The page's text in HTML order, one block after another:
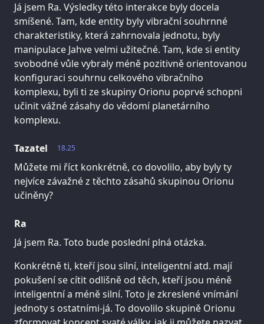
Já jsem Ra. Výsledky této interakce byly docela
smíšené. Tam, kde entity byly vibrační souhrnné
charakteristiky, která zahrnovala jednotu, byly
manipulace Jahve velmi užitečné. Tam, kde si entity
svobodné vůle vybraly méně pozitivně orientovanou
konfiguraci souhrnu celkového vibračního
komplexu, byli ti ze skupiny Orionu poprvé schopni
učinit vážné zásahy do vědomí planetárního
komplexu.
18.25
Tazatel
Můžete mi říct konkrétně, co dovolilo, aby byly ty
nejvíce závažné z těchto zásahů skupinou Orionu
učiněny?
Ra
Já jsem Ra. Toto bude poslední plná otázka.
Konkrétně ti, kteří jsou silní, inteligentní atd. mají
pokušení se cítit odlišně od těch, kteří jsou méně
inteligentní a méně silní. Toto je zkreslené vnímání
jednoty s ostatními-já. To dovolilo skupině Orionu